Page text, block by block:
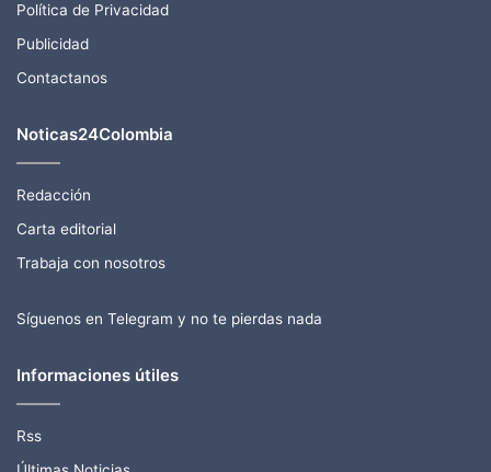
Política de Privacidad
Publicidad
Contactanos
Noticas24Colombia
Redacción
Carta editorial
Trabaja con nosotros
Síguenos en Telegram y no te pierdas nada
Informaciones útiles
Rss